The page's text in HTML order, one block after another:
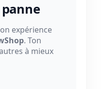
expérience
. Ton
à mieux